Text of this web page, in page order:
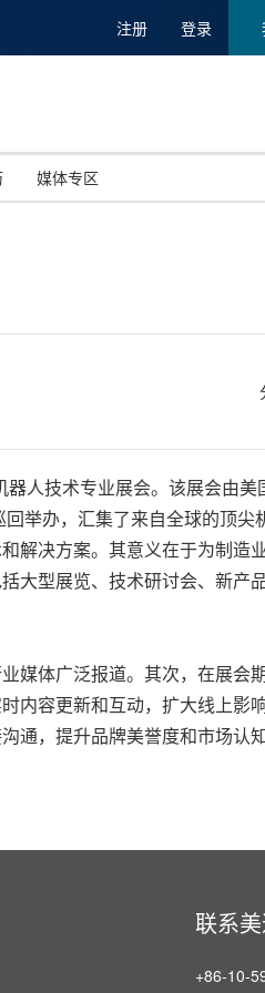
注册 登录
媒体专区
人技术专业展会。该展会由
举办，汇集了来自全球的顶尖
解决方案。其意义在于为制造
大型展览、技术研讨会、新产
媒体广泛报道。其次，在展会
内容更新和互动，扩大线上影
通，提升品牌美誉度和市场认知
联系
+86-10-